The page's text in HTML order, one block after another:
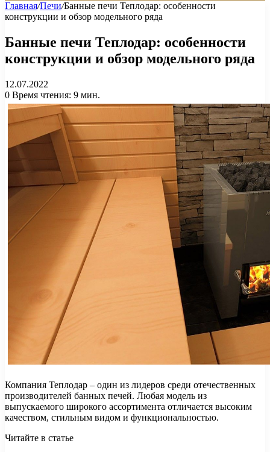
Главная/Печи/Банные печи Теплодар: особенности
конструкции и обзор модельного ряда
Банные печи Теплодар: особенности
конструкции и обзор модельного ряда
12.07.2022
0 Время чтения: 9 мин.
Компания Теплодар – один из лидеров среди отечественных
производителей банных печей. Любая модель из
выпускаемого широкого ассортимента отличается высоким
качеством, стильным видом и функциональностью.
Читайте в статье